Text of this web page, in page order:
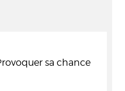
sa chance